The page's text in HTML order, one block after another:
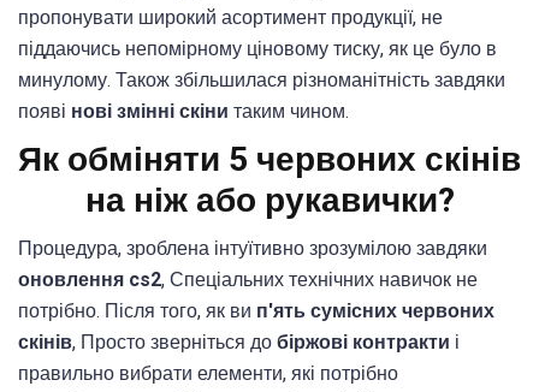
пропонувати широкий асортимент продукції, не
піддаючись непомірному ціновому тиску, як це було в
минулому. Також збільшилася різноманітність завдяки
появі нові змінні скіни таким чином.
Як обміняти 5 червоних скінів
на ніж або рукавички?
Процедура, зроблена інтуїтивно зрозумілою завдяки
оновлення cs2, Спеціальних технічних навичок не
потрібно. Після того, як ви п'ять сумісних червоних
скінів, Просто зверніться до біржові контракти і
правильно вибрати елементи, які потрібно